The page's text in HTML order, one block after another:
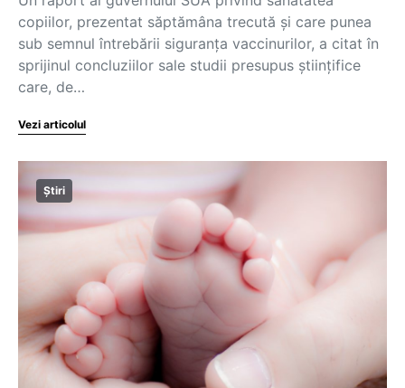
copiilor, prezentat săptămâna trecută și care punea
sub semnul întrebării siguranța vaccinurilor, a citat în
sprijinul concluziilor sale studii presupus științifice
care, de…
Vezi articolul
Știri